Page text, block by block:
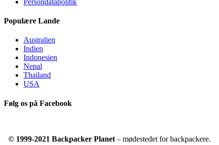
Persondatapolitik
Populære Lande
Australien
Indien
Indonesien
Nepal
Thailand
USA
Følg os på Facebook
© 1999-2021 Backpacker Planet – mødestedet for backpackere.